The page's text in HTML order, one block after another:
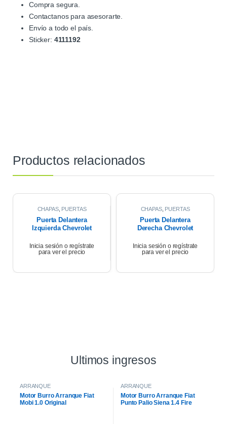
Compra segura.
Contactanos para asesorarte.
Envío a todo el país.
Sticker: 4111192
Productos relacionados
CHAPAS, PUERTAS
Puerta Delantera
Izquierda Chevrolet
Inicia sesión o regístrate
para ver el precio
CHAPAS, PUERTAS
Puerta Delantera
Derecha Chevrolet
Inicia sesión o regístrate
para ver el precio
Ultimos ingresos
ARRANQUE
Motor Burro Arranque Fiat
Mobi 1.0 Original
ARRANQUE
Motor Burro Arranque Fiat
Punto Palio Siena 1.4 Fire